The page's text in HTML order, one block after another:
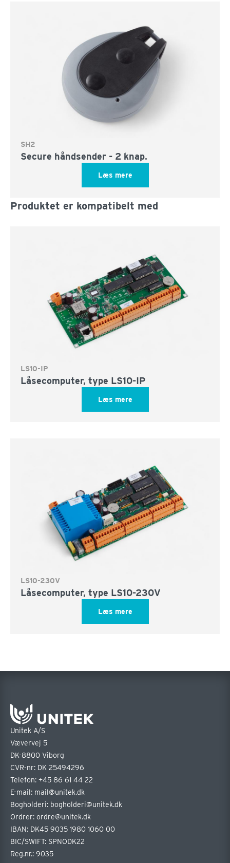
SH2
Secure håndsender - 2 knap.
Læs mere
Produktet er kompatibelt med
LS10-IP
Låsecomputer, type LS10-IP
Læs mere
LS10-230V
Låsecomputer, type LS10-230V
Læs mere
Unitek A/S
Vævervej 5
DK-8800 Viborg
CVR-nr: DK 25494296
Telefon: +45 86 61 44 22
E-mail: mail@unitek.dk
Bogholderi: bogholderi@unitek.dk
Ordrer: ordre@unitek.dk
IBAN: DK45 9035 1980 1060 00
BIC/SWIFT: SPNODK22
Reg.nr.: 9035